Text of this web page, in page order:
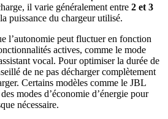
il varie généralement entre 2 et 3
puissance du chargeur utilisé.
l’autonomie peut fluctuer en fonction
actives, comme le mode
vocal. Pour optimiser la durée de
de ne pas décharger complètement
Certains modèles comme le JBL
modes d’économie d’énergie pour
nécessaire.